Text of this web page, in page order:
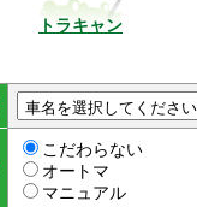
トラキャン
こだわらない
オートマ
マニュアル